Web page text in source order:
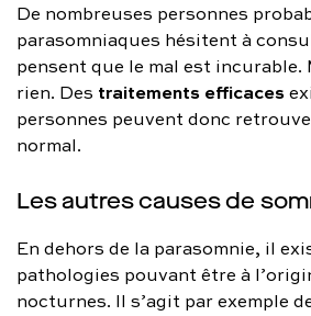
De nombreuses personnes
parasomniaques hésitent à
pensent que le mal est incurable.
rien. Des traitements efficaces
personnes peuvent donc
normal.
Les autres causes de
En dehors de la parasomnie, il
pathologies pouvant être à
nocturnes. Il s’agit par exemple